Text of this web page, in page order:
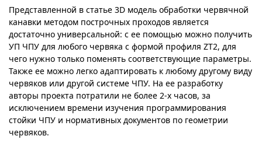
Представленной в статье 3D модель обработки червячной
канавки методом построчных проходов является
достаточно универсальной: с ее помощью можно получить
УП ЧПУ для любого червяка с формой профиля ZT2, для
чего нужно только поменять соответствующие параметры.
Также ее можно легко адаптировать к любому другому виду
червяков или другой системе ЧПУ. На ее разработку
авторы проекта потратили не более 2-х часов, за
исключением времени изучения программирования
стойки ЧПУ и нормативных документов по геометрии
червяков.